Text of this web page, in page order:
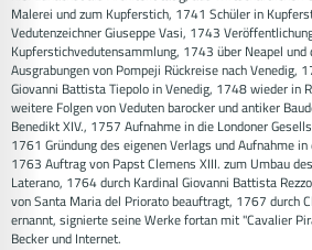
Malerei und zum Kupferstich, 1741 Schüler in
Vedutenzeichner Giuseppe Vasi, 1743
Kupferstichvedutensammlung, 1743 über Neapel und
Ausgrabungen von Pompeji Rückreise nach Venedig,
Giovanni Battista Tiepolo in Venedig, 1748 wieder in
weitere Folgen von Veduten barocker und antiker
Benedikt XIV., 1757 Aufnahme in die Londoner
1761 Gründung des eigenen Verlags und Aufnahme
1763 Auftrag von Papst Clemens XIII. zum Umbau
Laterano, 1764 durch Kardinal Giovanni Battista
von Santa Maria del Priorato beauftragt, 1767 durch
ernannt, signierte seine Werke fortan mit "Cavalier
Becker und Internet.